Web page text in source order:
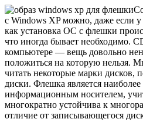
с Windows XP можно, даже если у
как установка ОС с флешки
что иногда бывает необходимо.
компьютере — вещь довольно
положиться на которую нельзя.
читать некоторые марки дисков,
диски. Флешка является
информационным носителем,
многократно устойчива к
отличие от записывающегося